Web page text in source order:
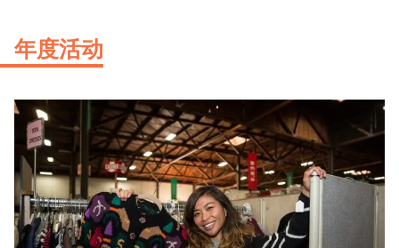
年度活动